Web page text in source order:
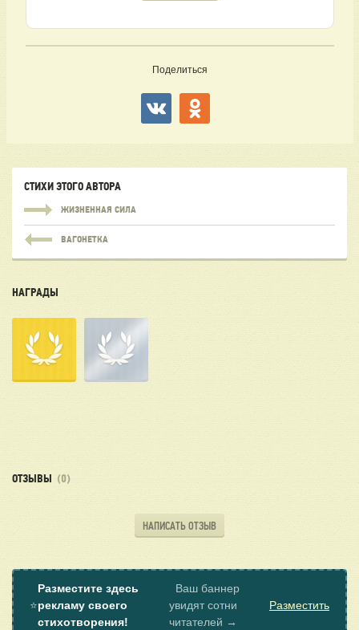
Поделиться
СТИХИ ЭТОГО АВТОРА
ЖИЗНЕННАЯ СИЛА
ВАГОНЕТКА
НАГРАДЫ
ОТЗЫВЫ (0)
НАПИСАТЬ ОТЗЫВ
⭐
Разместите здесь
рекламу своего
стихотворения!
Ваш баннер
увидят сотни
читателей →
Разместить